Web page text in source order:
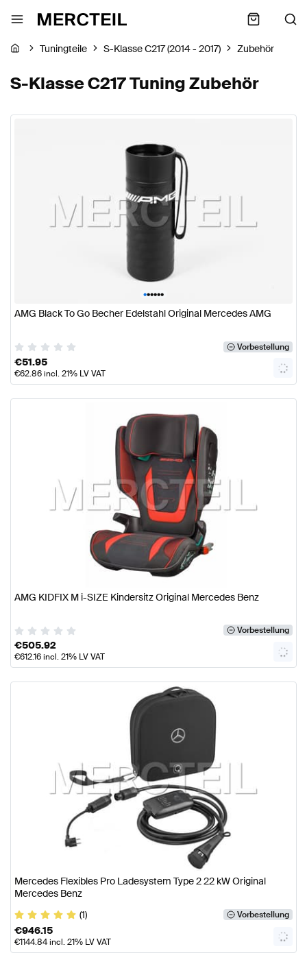
Tuningteile S-Klasse C217 (2014 - 2017) Zubehör
S-Klasse C217 Tuning Zubehör
••••••
AMG Black To Go Becher Edelstahl Original Mercedes AMG
Vorbestellung
€51.95
€62.86incl. 21% LV VAT
AMG KIDFIX M i-SIZE Kindersitz Original Mercedes Benz
Vorbestellung
€505.92
€612.16incl. 21% LV VAT
Mercedes Flexibles Pro Ladesystem Type 2 22 kW Original
Mercedes Benz
(1)
Vorbestellung
€946.15
€1144.84incl. 21% LV VAT